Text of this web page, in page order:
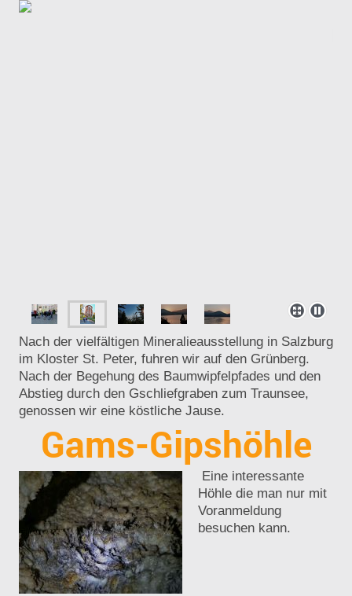
Nach der vielfältigen Mineralieausstellung in Salzburg
im Kloster St. Peter, fuhren wir auf den Grünberg.
Nach der Begehung des Baumwipfelpfades und den
Abstieg durch den Gschliefgraben zum Traunsee,
genossen wir eine köstliche Jause.
Gams-Gipshöhle
Eine interessante
Höhle die man nur mit
Voranmeldung
besuchen kann.